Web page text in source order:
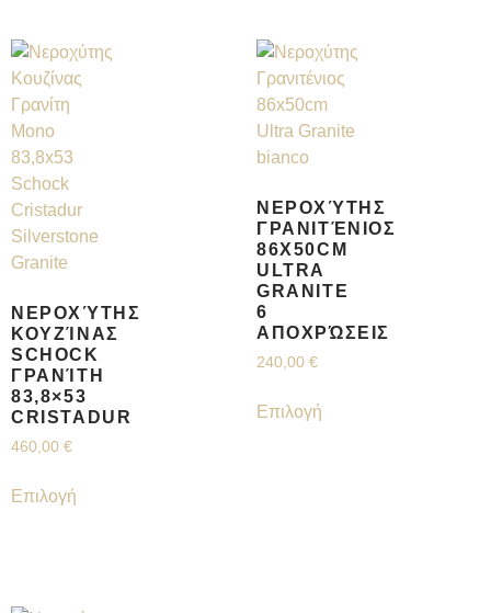
ΝΕΡΟΧΎΤΗΣ
ΚΟΥΖΊΝΑΣ
SCHOCK
ΓΡΑΝΊΤΗ
83,8×53
CRISTADUR
460,00 €
Επιλογή
ΝΕΡΟΧΎΤΗΣ
ΓΡΑΝΙΤΈΝΙΟΣ
86X50CM
ULTRA
GRANITE
6
ΑΠΟΧΡΏΣΕΙΣ
240,00 €
Επιλογή